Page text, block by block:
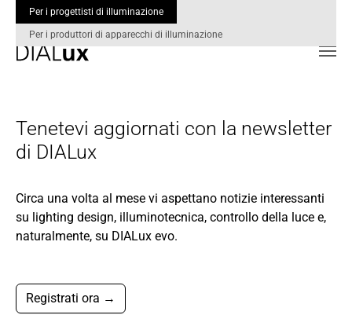
Per i progettisti di illuminazione
Per i produttori di apparecchi di illuminazione
Tenetevi aggiornati con la newsletter
di DIALux
Circa una volta al mese vi aspettano notizie interessanti
su lighting design, illuminotecnica, controllo della luce e,
naturalmente, su DIALux evo.
Registrati ora →